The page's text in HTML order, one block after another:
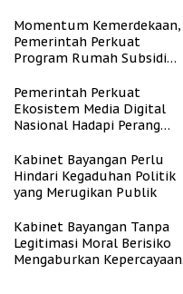
Momentum Kemerdekaan,
Pemerintah Perkuat
Program Rumah Subsidi
Berpenghasilan Rendah
Pemerintah Perkuat
Ekosistem Media Digital
Nasional Hadapi Perang
Kabinet Bayangan Perlu
Hindari Kegaduhan Politik
yang Merugikan Publik
Kabinet Bayangan Tanpa
Legitimasi Moral Berisiko
Mengaburkan Kepercayaan